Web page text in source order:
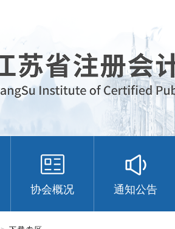
协会概况 通知公告